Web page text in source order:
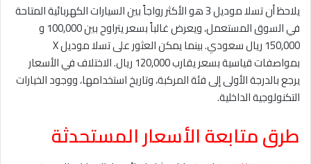
يلاحظ أن تسلا موديل 3 هو الأكثر رواجاً بين السيارات الكهربائية المتاحة
في السوق المستعمل، ويعرض غالباً بسعر يتراوح بين 100,000 و
150,000 ريال سعودي. بينما يمكن العثور على تسلا موديل X
بمواصفات قياسية بسعر يقارب 120,000 ريال. الاختلاف في الأسعار
يرجع بالدرجة الأولى إلى فئة المركبة، وتاريخ استخدامها، ووجود الخيارات
التكنولوجية الداخلية.
طرق متابعة الأسعار المستحدثة